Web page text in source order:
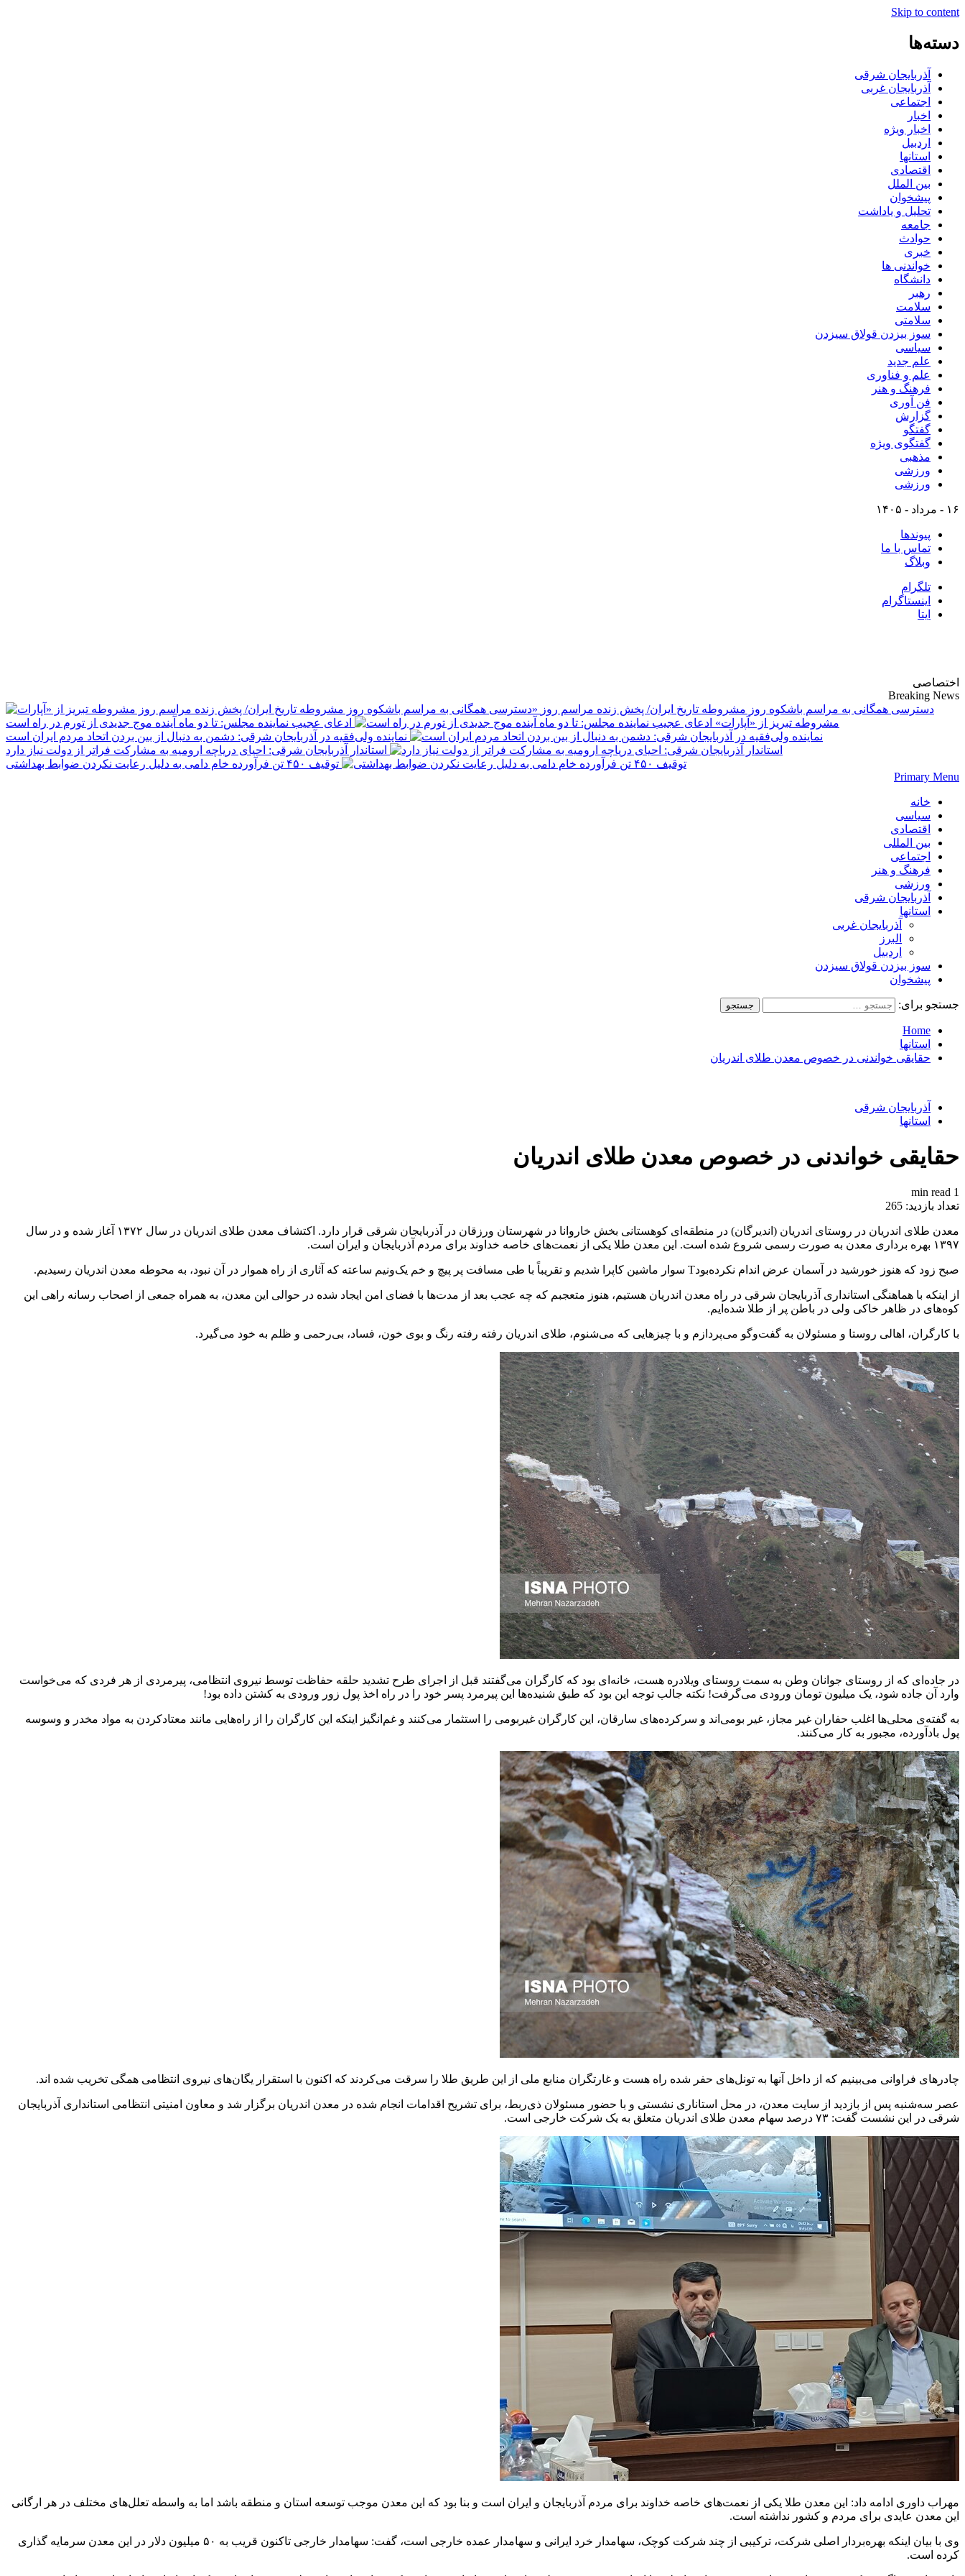
Skip to content
دسته‌ها
آذربایجان شرقی
آذربایجان غربی
اجتماعی
اخبار
اخبار ویژه
اردبیل
استانها
اقتصادی
بین الملل
پیشخوان
تحلیل و یاداشت
جامعه
حوادث
خبری
خواندنی ها
دانشگاه
رهبر
سلامت
سلامتی
سوز بیزدن قولاق سیزدن
سیاسی
علم جدید
علم و فناوری
فرهنگ و هنر
فن آوری
گزارش
گفتگو
گفتگوی ویژه
مذهبی
ورزشی
ورزشی
۱۶ - مرداد - ۱۴۰۵
پیوندها
تماس با ما
وبلاگ
تلگرام
اینستاگرام
ایتا
اختصاصی
Breaking News
دسترسی همگانی به مراسم باشکوه روز مشروطه تاریخ ایران/ پخش زنده مراسم روز
مشروطه تبریز از «آپارات»
ادعای عجیب نماینده مجلس: تا دو ماه آینده موج جدیدی از تورم در راه است
نماینده ولی‌فقیه در آذربایجان شرقی: دشمن به دنبال از بین بردن اتحاد مردم ایران است
استاندار آذربایجان شرقی: احیای دریاچه ارومیه به مشارکت فراتر از دولت نیاز دارد
توقیف ۴۵۰ تن فرآورده خام دامی به دلیل رعایت نکردن ضوابط بهداشتی
Primary Menu
خانه
سیاسی
اقتصادی
بین المللی
اجتماعی
فرهنگ و هنر
ورزشی
آذربایجان شرقی
استانها
آذربایجان غربی
البرز
اردبیل
سوز بیزدن قولاق سیزدن
پیشخوان
جستجو برای:
Home
استانها
حقایقی خواندنی در خصوص معدن طلای اندریان
آذربایجان شرقی
استانها
حقایقی خواندنی در خصوص معدن طلای اندریان
1 min read
تعداد بازدید: 265
معدن طلای اندریان در روستای اندریان (اندیرگان) در منطقه‌ای کوهستانی بخش خاروانا در شهرستان ورزقان در آذربایجان شرقی قرار دارد. اکتشاف معدن طلای اندریان در سال ۱۳۷۲ آغاز شده و در سال
۱۳۹۷ بهره برداری معدن به صورت رسمی شروع شده است. این معدن طلا یکی از نعمت‌های خاصه خداوند برای مردم آذربایجان و ایران است.
صبح زود که هنوز خورشید در آسمان عرض اندام نکرده‌بودT سوار ماشین کاپرا شدیم و تقریباً با طی مسافت پر پیچ و خم یک‌ونیم ساعته که آثاری از راه هموار در آن نبود، به محوطه معدن اندریان رسیدیم.
از اینکه با هماهنگی استانداری آذربایجان شرقی در راه معدن اندریان هستیم، هنوز متعجبم که چه عجب بعد از مدت‌ها با فضای امن ایجاد شده در حوالی این معدن، به همراه جمعی از اصحاب رسانه راهی این
کوه‌های در ظاهر خاکی ولی در باطن پر از طلا شده‌ایم.
با کارگران، اهالی روستا و مسئولان به گفت‌وگو می‌پردازم و با چیزهایی که می‌شنوم، طلای اندریان رفته رفته رنگ و بوی خون، فساد، بی‌رحمی و ظلم به خود می‌گیرد.
در جاده‌ای که از روستای جوانان وطن به سمت روستای ویلادره هست، خانه‌ای بود که کارگران می‌گفتند قبل از اجرای طرح تشدید حلقه حفاظت توسط نیروی انتظامی، پیرمردی از هر فردی که می‌خواست
وارد آن جاده شود، یک میلیون تومان ورودی می‌گرفت! نکته جالب توجه این بود که طبق شنیده‌ها این پیرمرد پسر خود را در راه اخذ پول زور ورودی به کشتن داده بود!
به گفته‌ی محلی‌ها اغلب حفاران غیر مجاز، غیر بومی‌اند و سرکرده‌های سارقان، این کارگران غیربومی را استثمار می‌کنند و غم‌انگیز اینکه این کارگران را از راه‌هایی مانند معتادکردن به مواد مخدر و وسوسه
پول بادآورده، مجبور به کار می‌کنند.
چادرهای فراوانی می‌بینیم که از داخل آنها به تونل‌های حفر شده راه هست و غارتگران منابع ملی از این طریق طلا را سرقت می‌کردند که اکنون با استقرار یگان‌های نیروی انتظامی همگی‌ تخریب شده اند.
عصر سه‌شنبه پس از بازدید از سایت معدن، در محل استاناری نشستی و با حضور مسئولان ذی‌ربط، برای تشریح اقدامات انجام شده در معدن اندریان برگزار شد و معاون امنیتی انتظامی استانداری آذربایجان
شرقی در این نشست گفت: ۷۳ درصد سهام معدن طلای اندریان متعلق به یک شرکت خارجی است.
مهراب داوری ادامه داد: این معدن طلا یکی از نعمت‌های خاصه خداوند برای مردم آذربایجان و ایران است و بنا بود که این معدن موجب توسعه استان و منطقه باشد اما به واسطه تعلل‌های مختلف در هر ارگانی
این معدن عایدی برای مردم و کشور نداشته است.
وی با بیان اینکه بهره‌بردار اصلی شرکت، ترکیبی از چند شرکت کوچک، سهامدار خرد ایرانی و سهامدار عمده خارجی است، گفت: سهامدار خارجی تاکنون قریب به ۵۰ میلیون دلار در این معدن سرمایه گذاری
کرده‌ است.